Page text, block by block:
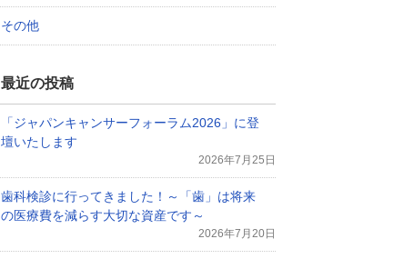
その他
最近の投稿
「ジャパンキャンサーフォーラム2026」に登
壇いたします
2026年7月25日
歯科検診に行ってきました！～「歯」は将来
の医療費を減らす大切な資産です～
2026年7月20日